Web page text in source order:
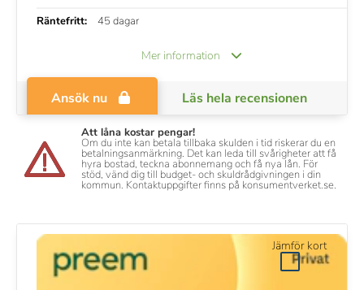
Räntefritt:
45 dagar
Mer information
Ansök nu Läs hela recensionen
Att låna kostar pengar!
Om du inte kan betala tillbaka skulden i tid riskerar du en
betalningsanmärkning. Det kan leda till svårigheter att få
hyra bostad, teckna abonnemang och få nya lån. För
stöd, vänd dig till budget- och skuldrådgivningen i din
kommun. Kontaktuppgifter finns på konsumentverket.se.
Jämför kort